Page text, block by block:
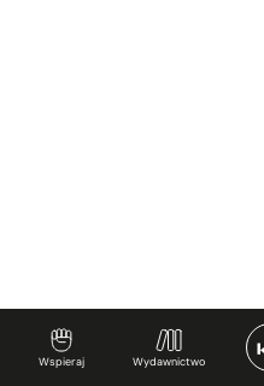
Wspieraj Wydawnictwo